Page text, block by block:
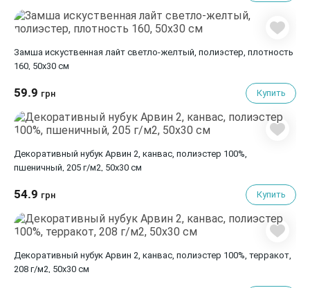
Замша искуственная лайт светло-желтый, полиэстер, плотность
160, 50х30 см
59.9 грн Купить
Декоративный нубук Арвин 2, канвас, полиэстер 100%,
пшеничный, 205 г/м2, 50x30 см
54.9 грн Купить
Декоративный нубук Арвин 2, канвас, полиэстер 100%, терракот,
208 г/м2, 50x30 см